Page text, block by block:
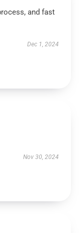
and fast
Dec 1, 2024
Nov 30, 2024